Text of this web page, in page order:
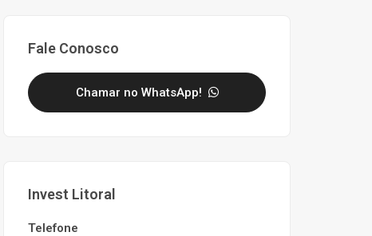
Fale Conosco
Chamar no WhatsApp!
Invest Litoral
Telefone